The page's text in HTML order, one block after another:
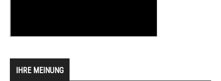
IHRE MEINUNG